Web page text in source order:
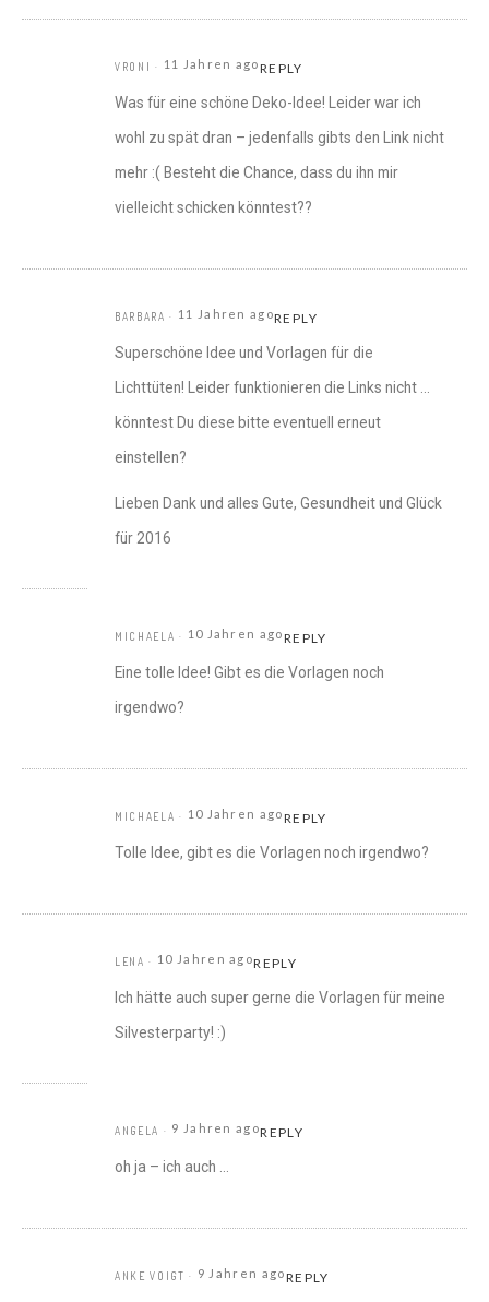
VRONI 11 Jahren agoREPLY
Was für eine schöne Deko-Idee! Leider war ich
wohl zu spät dran – jedenfalls gibts den Link nicht
mehr :( Besteht die Chance, dass du ihn mir
vielleicht schicken könntest??
BARBARA 11 Jahren agoREPLY
Superschöne Idee und Vorlagen für die
Lichttüten! Leider funktionieren die Links nicht …
könntest Du diese bitte eventuell erneut
einstellen?
Lieben Dank und alles Gute, Gesundheit und Glück
für 2016
MICHAELA 10 Jahren agoREPLY
Eine tolle Idee! Gibt es die Vorlagen noch
irgendwo?
MICHAELA 10 Jahren agoREPLY
Tolle Idee, gibt es die Vorlagen noch irgendwo?
LENA 10 Jahren agoREPLY
Ich hätte auch super gerne die Vorlagen für meine
Silvesterparty! :)
ANGELA 9 Jahren agoREPLY
oh ja – ich auch …
ANKE VOIGT 9 Jahren agoREPLY